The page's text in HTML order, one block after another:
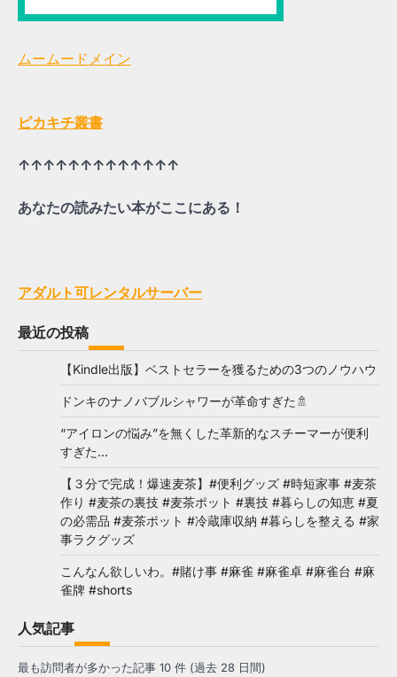
ムームードメイン
ピカキチ叢書
↑↑↑↑↑↑↑↑↑↑↑↑↑
あなたの読みたい本がここにある！
アダルト可レンタルサーバー
最近の投稿
【Kindle出版】ベストセラーを獲るための3つのノウハウ
ドンキのナノバブルシャワーが革命すぎた🚿
“アイロンの悩み”を無くした革新的なスチーマーが便利
すぎた…
【３分で完成！爆速麦茶】#便利グッズ #時短家事 #麦茶
作り #麦茶の裏技 #麦茶ポット #裏技 #暮らしの知恵 #夏
の必需品 #麦茶ポット #冷蔵庫収納 #暮らしを整える #家
事ラクグッズ
こんなん欲しいわ。#賭け事 #麻雀 #麻雀卓 #麻雀台 #麻
雀牌 #shorts
人気記事
最も訪問者が多かった記事 10 件 (過去 28 日間)